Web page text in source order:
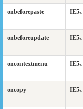
onbeforepaste IE5
onbeforeupdate IE5
oncontextmenu IE5
oncopy IE5